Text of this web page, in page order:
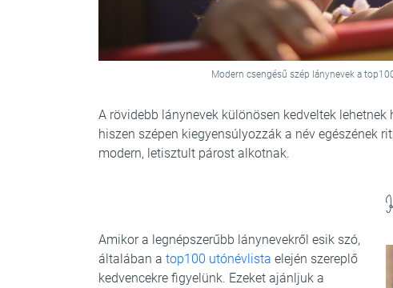
Modern csengésű szép lánynevek a
A rövidebb lánynevek különösen kedveltek
hiszen szépen kiegyensúlyozzák a név egészének
modern, letisztult párost alkotnak.
Amikor a legnépszerűbb lánynevekről esik szó,
általában a top100 utónévlista elején szereplő
kedvencekre figyelünk. Ezeket ajánljuk a